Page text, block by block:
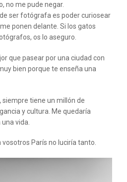
no me pude negar.
ser fotógrafa es poder curiosear
ponen delante. Si los gatos
os lo aseguro.
que pasear por una ciudad con
bien porque te enseña una
siempre tiene un millón de
y cultura. Me quedaría
vida.
vosotros París no luciría tanto.